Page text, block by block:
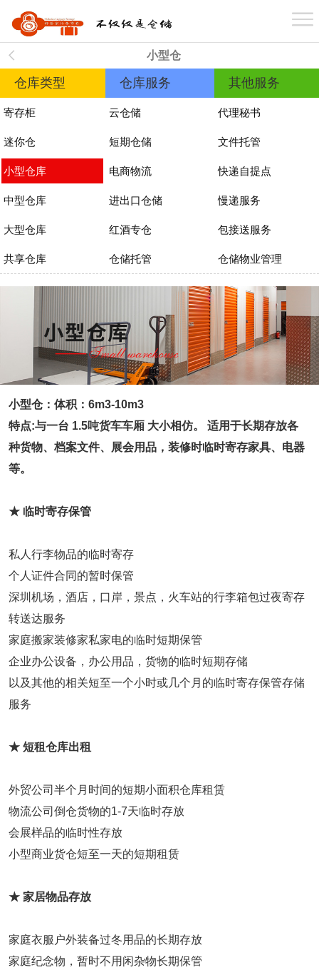
小型仓
仓库类型 仓库服务 其他服务
寄存柜 云仓储 代理秘书
迷你仓 短期仓储 文件托管
小型仓库 电商物流 快递自提点
中型仓库 进出口仓储 慢递服务
大型仓库 红酒专仓 包接送服务
共享仓库 仓储托管 仓储物业管理
小型仓：体积：6m3-10m3
特点:与一台 1.5吨货车车厢 大小相仿。 适用于长期存放各
种货物、档案文件、展会用品，装修时临时寄存家具、电器
等。
★ 临时寄存保管
私人行李物品的临时寄存
个人证件合同的暂时保管
深圳机场，酒店，口岸，景点，火车站的行李箱包过夜寄存
转送达服务
家庭搬家装修家私家电的临时短期保管
企业办公设备，办公用品，货物的临时短期存储
以及其他的相关短至一个小时或几个月的临时寄存保管存储
服务
★ 短租仓库出租
外贸公司半个月时间的短期小面积仓库租赁
物流公司倒仓货物的1-7天临时存放
会展样品的临时性存放
小型商业货仓短至一天的短期租赁
★ 家居物品存放
家庭衣服户外装备过冬用品的长期存放
家庭纪念物，暂时不用闲杂物长期保管
关于我们
业务介绍
仓库分布
新闻资讯
仓储问答
联系我们